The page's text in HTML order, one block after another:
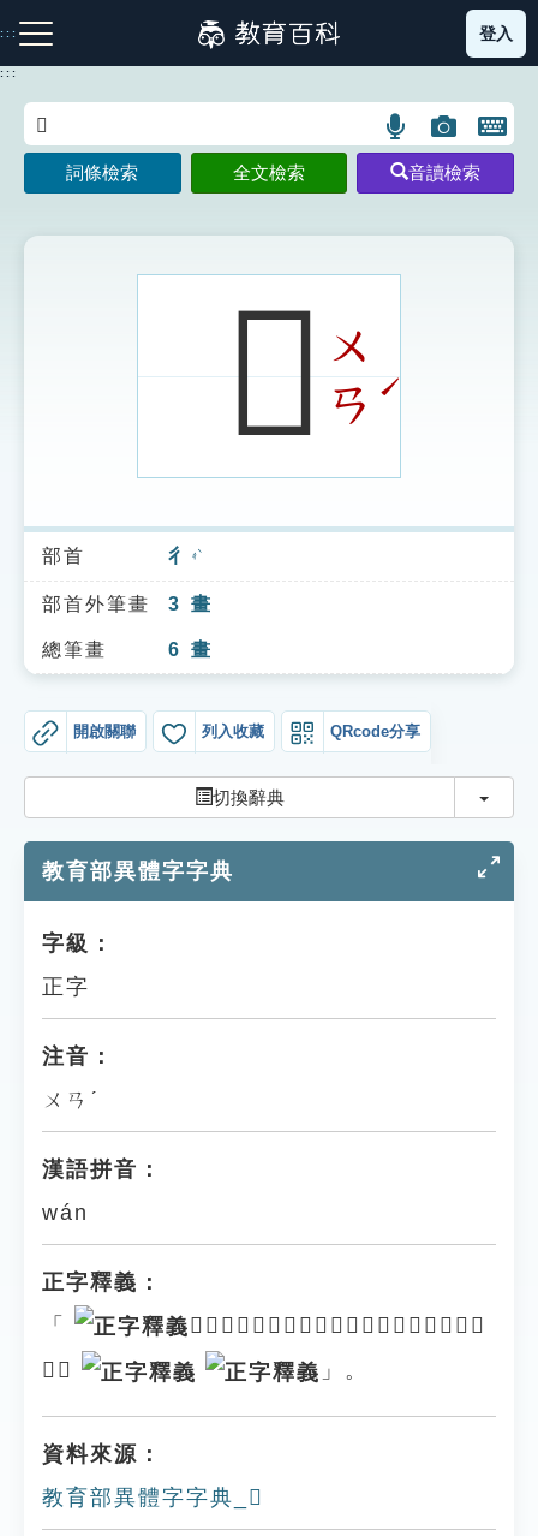
到
主
:::
注音索引圖示 筆畫索引圖示 部首索引表圖示
索引選單
知識索引
單字索引
貓頭鷹博士
登入
:::
語
言
搜
示
圖
片
搜
開
鍵
圖
詞條檢索 全文檢索 音讀檢索
𢓃ㄨ
ㄢˊ
部首 彳 ㄔˋ
部首外筆畫 3 畫
總筆畫 6 畫
開啟關聯 列入收藏 QRcode分享
切換辭典 切換
教育部異體字字典
字級：
正字
注音：
ㄨㄢˊ
漢語拼音：
wán
正字釋義：
「
𢓃」：失途貌。見《龍龕手鑑．彳部》。或
作「
」。
資料來源：
教育部異體字字典_𢓃